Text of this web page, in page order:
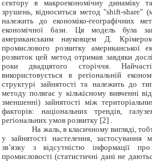
сектору в макроекономічну динаміку
зрушень, відноситься метод "shift-share"
належить до економіко-географічних
економічної бази. Ця модель була
американським науковцем Д.
промислового розвитку
розвиток цей метод отримав завдяки
роки двадцятого сторіччя.
використовується в регіональній
структурі зайнятості та належить до
методу полягає у кількісному вивченні
зменшенні) зайнятості між
факторів: національних трендів,
регіональних умов розвитку [2] .
На жаль, в класичному вигляді,
у зайнятості настелення,
зв’язку з відсутністю інформації
промисловості (статистичні дані не